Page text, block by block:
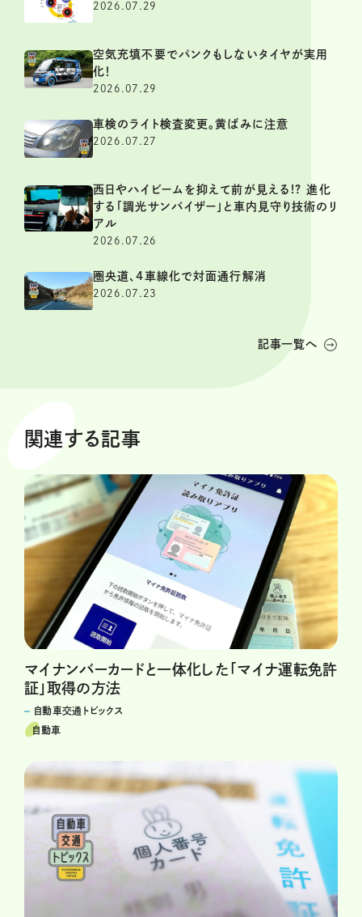
2026.07.29
空気充填不要でパンクもしないタイヤが実用
化！
2026.07.29
車検のライト検査変更。黄ばみに注意
2026.07.27
西日やハイビームを抑えて前が見える!? 進化
する「調光サンバイザー」と車内見守り技術のリ
アル
2026.07.26
圏央道、4車線化で対面通行解消
2026.07.23
記事一覧へ
関連する記事
マイナンバーカードと一体化した「マイナ運転免許
証」取得の方法
自動車交通トピックス
自動車